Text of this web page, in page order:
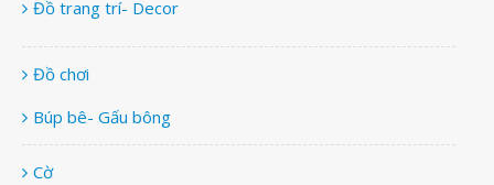
Đồ trang trí- Decor
Đồ chơi
Búp bê- Gấu bông
Cờ